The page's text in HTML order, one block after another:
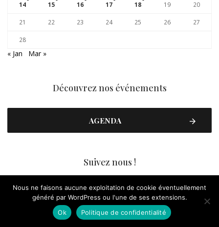
14 15 16 17 18 19 20
21 22 23 24 25 26 27
28
« Jan Mar »
Découvrez nos événements
AGENDA
Suivez nous !
FACEBOOK
Nous ne faisons aucune exploitation de cookie éventuellement
généré par WordPress ou l'une de ses extensions.
Ok
Politique de confidentialité